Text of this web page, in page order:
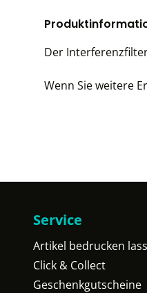
Der
Wenn Sie weitere
Service
Artikel bedrucken
Click & Collect
Geschenkgutscheine